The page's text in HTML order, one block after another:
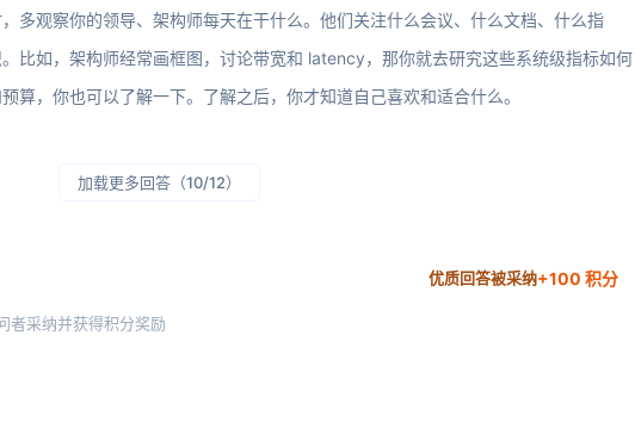
多观察你的领导、架构师每天在干什么。他们关注什么会议、什么文档、什么指
比如，架构师经常画框图，讨论带宽和 latency，那你就去研究这些系统级指标如何
算，你也可以了解一下。了解之后，你才知道自己喜欢和适合什么。
加载更多回答（10/12）
优质回答被采纳+100 积分
者采纳并获得积分奖励